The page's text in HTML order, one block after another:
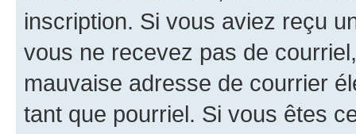
inscription. Si vous aviez reçu
vous ne recevez pas de
mauvaise adresse de courrier
tant que pourriel. Si vous êtes